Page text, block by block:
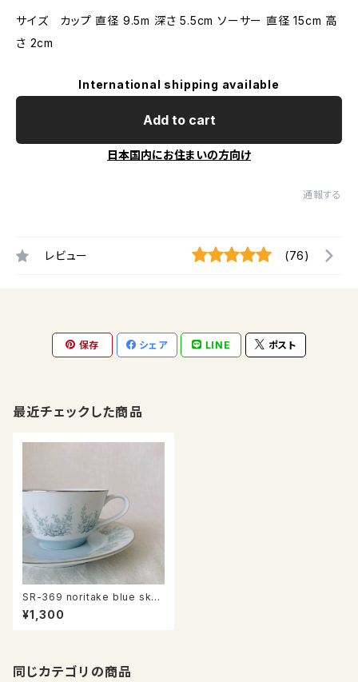
サイズ カップ 直径 9.5m 深さ 5.5cm ソーサー 直径 15cm 高
さ 2cm
International shipping available
Add to cart
日本国内にお住まいの方向け
通報する
レビュー (76)
保存 シェア LINE ポスト
最近チェックした商品
SR-369 noritake blue sky
カップ＆ソーサー
¥1,300
同じカテゴリの商品